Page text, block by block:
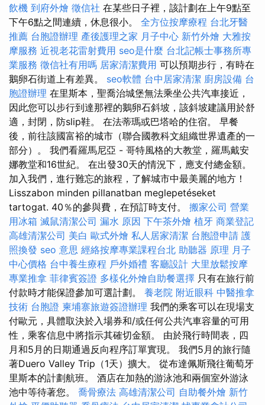
飲機 到府外燴 徵信社 在某些日子裡，該計劃在上午9點至
下午6點之間連續，休息很小。 全方位按摩療程 台北牙醫
推薦 台胞證辦理 產後護理之家 月子中心 新竹外燴 大雅按
摩服務 近視老花雷射費用 seo是什麼 台北記帳士事務所專
業服務 徵信社有用嗎 居家清潔費用 可以預期步行，有時在
鵝卵石街道上有差異。 seo軟體 台中居家清潔 廚房設備 台
胞證辦理 在里斯本，聖喬治城堡無法乘坐公共汽車接近，
因此您可以步行到達那裡的鵝卵石斜坡，該斜坡建議用於舒
適，封閉，防slip鞋。 在法蒂瑪或巴塔哈的住宿。 早餐
後，前往該國富裕的城市（聯合國教科文組織世界遺產的一
部分）。 我們看羅馬尼亞 - 哥特風格的大教堂，羅馬戴安
娜教堂和16世紀。 在出發30天的情況下，應支付總金額。
加入我們，進行難忘的旅程，了解城市中最美麗的地方！
Lisszabon minden pillanatban meglepetéseket
tartogat. 40％的參與費，在預訂時支付。 搬家公司 營業
用冰箱 滅鼠清潔公司 漏水 原因 下午茶外燴 植牙 商業登記
高雄清潔公司 美白 歐式外燴 私人居家清潔 台胞證申請 護
照換發 seo 意思 經絡按摩專業課程台北 助聽器 原理 月子
中心價格 台中養生療程 戶外婚禮 客廳設計 大里放鬆按摩
專業推拿 菲律賓簽證 多樣化外燴自助餐選擇 只有在旅行前
付款時才能保證參加可選計劃。 養老院 附近眼科 中醫推拿
技術 台胞證 柬埔寨旅遊簽證辦理 我們的乘客可以在現場支
付歐元，具體取決於入場券和/或任何公共汽車容量的可用
性，乘客信息中將指示其確切金額。 由於飛行時間表，四
月和5月的日期通過反向程序訂單實現。 我們5月的旅行隨
著Duero Valley Trip（1天）擴大。 從布達佩斯飛往葡萄牙
里斯本的計劃航班。 酒店在加熱的游泳池和兩個室外游泳
池中等待著您。 喬骨療法 高雄清潔公司 自助餐外燴 新竹